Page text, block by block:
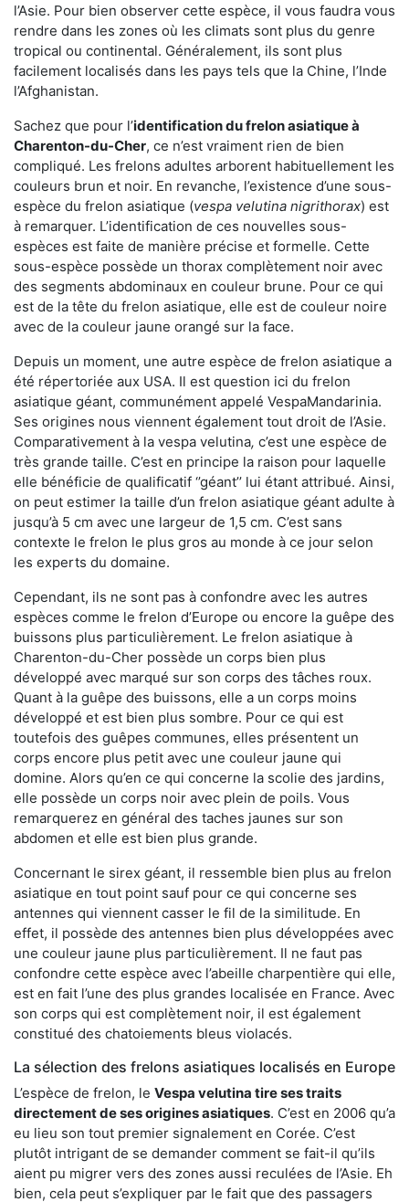
l’Asie. Pour bien observer cette espèce, il vous faudra vous
rendre dans les zones où les climats sont plus du genre
tropical ou continental. Généralement, ils sont plus
facilement localisés dans les pays tels que la Chine, l’Inde
l’Afghanistan.
Sachez que pour l’identification du frelon asiatiqueà
Charenton-du-Cher, ce n’est vraiment rien de bien
compliqué. Les frelons adultes arborent habituellement les
couleurs brun et noir. En revanche, l’existence d’une sous-
espèce du frelon asiatique (vespa velutina nigrithorax) est
à remarquer. L’identification de ces nouvelles sous-
espèces est faite de manière précise et formelle. Cette
sous-espèce possède un thorax complètement noir avec
des segments abdominaux en couleur brune. Pour ce qui
est de la tête du frelon asiatique, elle est de couleur noire
avec de la couleur jaune orangé sur la face.
Depuis un moment, une autre espèce de frelon asiatique a
été répertoriée aux USA. Il est question ici du frelon
asiatique géant, communément appelé VespaMandarinia.
Ses origines nous viennent également tout droit de l’Asie.
Comparativement à la vespa velutina, c’est une espèce de
très grande taille. C’est en principe la raison pour laquelle
elle bénéficie de qualificatif ‘’géant’’ lui étant attribué. Ainsi,
on peut estimer la taille d’un frelon asiatique géant adulte à
jusqu’à 5 cm avec une largeur de 1,5 cm. C’est sans
contexte le frelon le plus gros au monde à ce jour selon
les experts du domaine.
Cependant, ils ne sont pas à confondre avec les autres
espèces comme le frelon d’Europe ou encore la guêpe des
buissons plus particulièrement. Le frelon asiatique à
Charenton-du-Cher possède un corps bien plus
développé avec marqué sur son corps des tâches roux.
Quant à la guêpe des buissons, elle a un corps moins
développé et est bien plus sombre. Pour ce qui est
toutefois des guêpes communes, elles présentent un
corps encore plus petit avec une couleur jaune qui
domine. Alors qu’en ce qui concerne la scolie des jardins,
elle possède un corps noir avec plein de poils. Vous
remarquerez en général des taches jaunes sur son
abdomen et elle est bien plus grande.
Concernant le sirex géant, il ressemble bien plus au frelon
asiatique en tout point sauf pour ce qui concerne ses
antennes qui viennent casser le fil de la similitude. En
effet, il possède des antennes bien plus développées avec
une couleur jaune plus particulièrement. Il ne faut pas
confondre cette espèce avec l’abeille charpentière qui elle,
est en fait l’une des plus grandes localisée en France. Avec
son corps qui est complètement noir, il est également
constitué des chatoiements bleus violacés.
La sélection des frelons asiatiques localisés en Europe
L’espèce de frelon, le Vespa velutina tire ses traits
directement de ses origines asiatiques. C’est en 2006 qu’a
eu lieu son tout premier signalement en Corée. C’est
plutôt intrigant de se demander comment se fait-il qu’ils
aient pu migrer vers des zones aussi reculées de l’Asie. Eh
bien, cela peut s’expliquer par le fait que des passagers